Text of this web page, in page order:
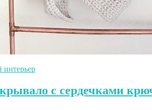
интерьер
с сердечками